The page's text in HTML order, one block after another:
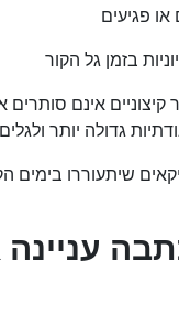
פגיעים
בזמן גל הקור
קיצוניים אינם
גדולה יותר
שיתעוררו בימים